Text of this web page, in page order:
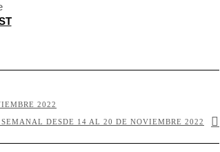
2022
SEMANAL DESDE 14 AL 20 DE NOVIEMBRE 2022